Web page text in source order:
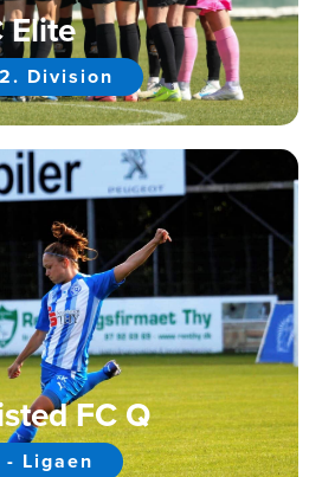
Elite
Division
FC Q
Ligaen